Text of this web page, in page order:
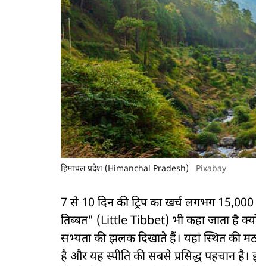
हिमाचल प्रदेश (Himanchal Pradesh) Pixabay
7 से 10 दिन की ट्रिप का खर्च लगभग
तिब्बत" (Little Tibbet) भी कहा जाता है
सभ्यता की झलक दिखाते हैं। यहां स्थित की
है और यह स्पीति की सबसे प्रसिद्ध पहचान